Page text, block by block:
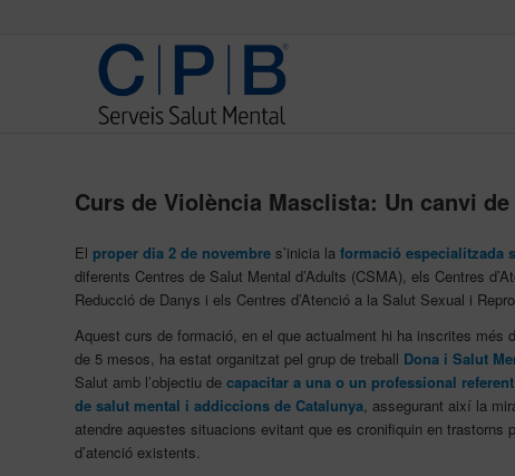
Curs de Violència Masclista: Un canvi
El proper dia 2 de novembre s’inicia la formació especialitzada
diferents Centres de Salut Mental d’Adults (CSMA), els Centres
Reducció de Danys i els Centres d’Atenció a la Salut Sexual i
Aquest curs de formació, en el que actualment hi ha inscrites més
de 5 mesos, ha estat organitzat pel grup de treball Dona i Salut
Salut amb l’objectiu de capacitar a una o un professional
de salut mental i addiccions de Catalunya, assegurant així la
atendre aquestes situacions evitant que es cronifiquin en
d’atenció existents.